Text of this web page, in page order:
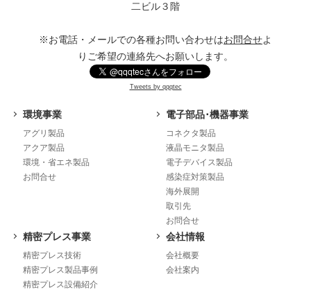
⼆ビル３階
※お電話・メールでの各種お問い合わせはお問合せよ
りご希望の連絡先へお願いします。
Tweets by qqqtec
環境事業
アグリ製品
アクア製品
環境・省エネ製品
お問合せ
電子部品･機器事業
コネクタ製品
液晶モニタ製品
電子デバイス製品
感染症対策製品
海外展開
取引先
お問合せ
精密プレス事業
精密プレス技術
精密プレス製品事例
精密プレス設備紹介
会社情報
会社概要
会社案内